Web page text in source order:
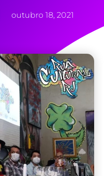
outubro 18, 2021